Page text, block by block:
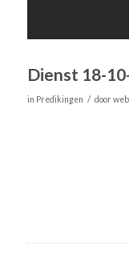
Dienst 18-
in Predikingen / door